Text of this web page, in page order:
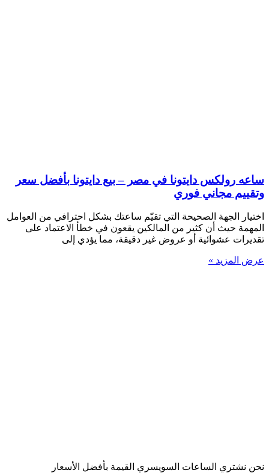
ساعه رولكس دايتونا في مصر – بيع دايتونا بأفضل سعر
وتقييم مجاني فوري
اختيار الجهة الصحيحة التي تقيّم ساعتك بشكل احترافي من العوامل
المهمة حيث أن كثير من المالكين يقعون في خطأ الاعتماد على
تقديرات عشوائية أو عروض غير دقيقة، مما يؤدي إلى
عرض المزيد »
نحن نشتري الساعات السويسري القيمة بأفضل الأسعار